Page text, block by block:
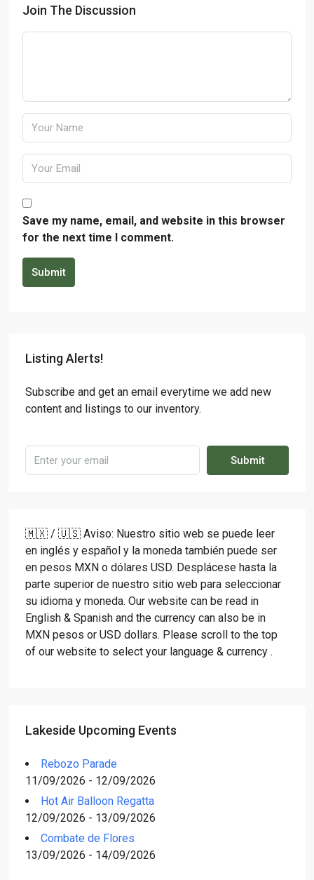
Join The Discussion
Save my name, email, and website in this browser
for the next time I comment.
Submit
Listing Alerts!
Subscribe and get an email everytime we add new
content and listings to our inventory.
Submit
🇲🇽 / 🇺🇸 Aviso: Nuestro sitio web se puede leer
en inglés y español y la moneda también puede ser
en pesos MXN o dólares USD. Desplácese hasta la
parte superior de nuestro sitio web para seleccionar
su idioma y moneda. Our website can be read in
English & Spanish and the currency can also be in
MXN pesos or USD dollars. Please scroll to the top
of our website to select your language & currency .
Lakeside Upcoming Events
Rebozo Parade
11/09/2026 - 12/09/2026
Hot Air Balloon Regatta
12/09/2026 - 13/09/2026
Combate de Flores
13/09/2026 - 14/09/2026